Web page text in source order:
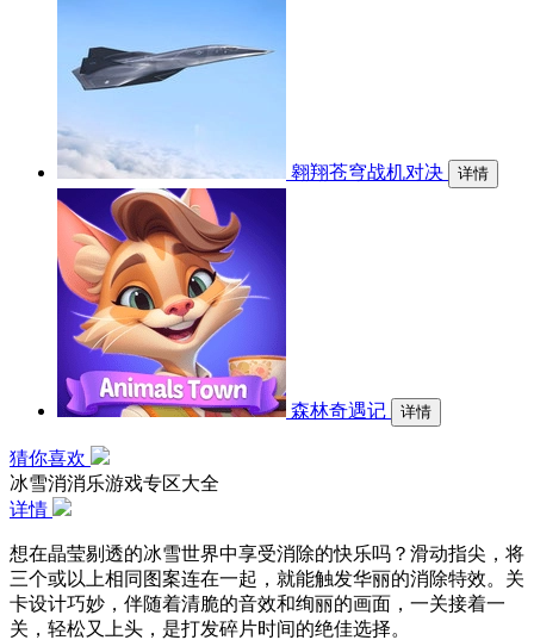
翱翔苍穹战机对决 详情
森林奇遇记 详情
猜你喜欢
冰雪消消乐游戏专区大全
详情
想在晶莹剔透的冰雪世界中享受消除的快乐吗？滑动指尖，将
三个或以上相同图案连在一起，就能触发华丽的消除特效。关
卡设计巧妙，伴随着清脆的音效和绚丽的画面，一关接着一
关，轻松又上头，是打发碎片时间的绝佳选择。